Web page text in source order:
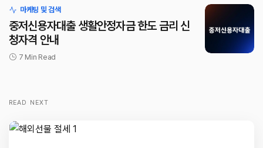
마케팅 및 검색
중저신용자대출 생활안정자금 한도 금리 신
청자격 안내
7 Min Read
READ NEXT